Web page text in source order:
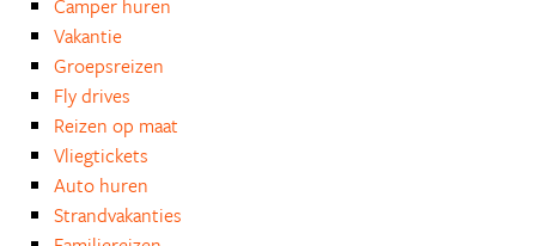
Camper huren
Vakantie
Groepsreizen
Fly drives
Reizen op maat
Vliegtickets
Auto huren
Strandvakanties